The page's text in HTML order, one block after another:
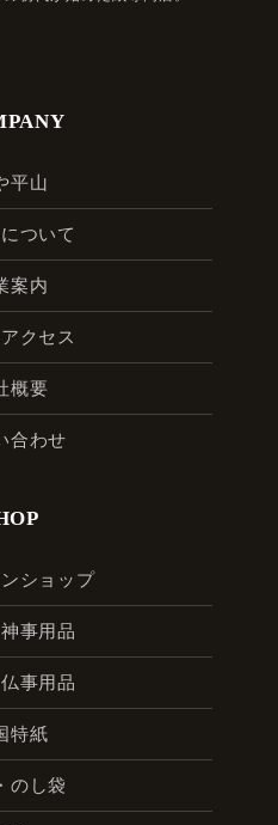
平山
ついて
案内
クセス
概要
合わせ
ショップ
事用品
事用品
特紙
のし袋